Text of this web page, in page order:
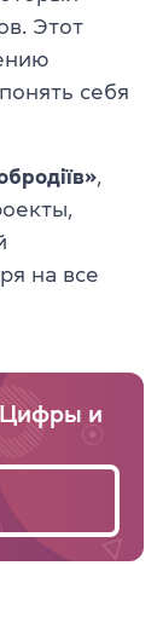
Этот
себя
,
на все
Цифры и